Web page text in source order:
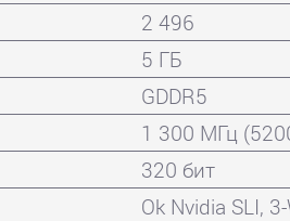
2 496
5 ГБ
GDDR5
1 300 МГц
320 бит
Ok Nvidia SLI,